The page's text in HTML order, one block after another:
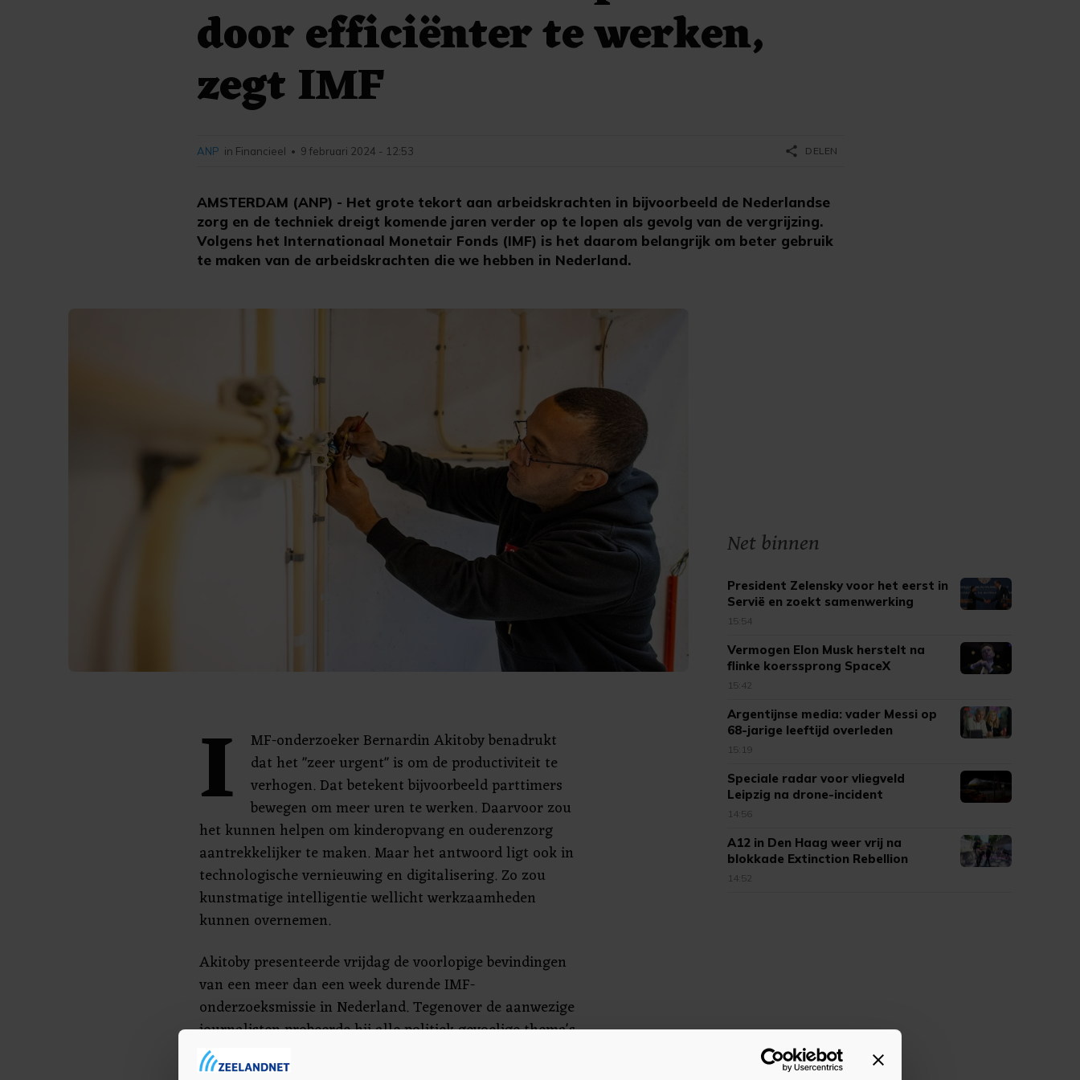
door efficiënter te werken,
zegt IMF
AMSTERDAM (ANP) - Het grote tekort aan arbeidskrachten in bijvoorbeeld de Nederlandse
zorg en de techniek dreigt komende jaren verder op te lopen als gevolg van de vergrijzing.
Volgens het Internationaal Monetair Fonds (IMF) is het daarom belangrijk om beter gebruik
te maken van de arbeidskrachten die we hebben in Nederland.
ANP in Financieel • 9 februari 2024 - 12:53 share DELEN
I
MF-onderzoeker Bernardin Akitoby benadrukt
dat het "zeer urgent" is om de productiviteit te
verhogen. Dat betekent bijvoorbeeld parttimers
bewegen om meer uren te werken. Daarvoor zou
het kunnen helpen om kinderopvang en ouderenzorg
aantrekkelijker te maken. Maar het antwoord ligt ook in
technologische vernieuwing en digitalisering. Zo zou
kunstmatige intelligentie wellicht werkzaamheden
kunnen overnemen.
Akitoby presenteerde vrijdag de voorlopige bevindingen
van een meer dan een week durende IMF-
onderzoeksmissie in Nederland. Tegenover de aanwezige
journalisten probeerde hij alle politiek gevoelige thema's,
waaronder ook de arbeidsmigratie, zoveel mogelijk uit de
Net binnen
President Zelensky voor het eerst in
Servië en zoekt samenwerking
15:54
Vermogen Elon Musk herstelt na
flinke koerssprong SpaceX
15:42
Argentijnse media: vader Messi op
68-jarige leeftijd overleden
15:19
Speciale radar voor vliegveld
Leipzig na drone-incident
14:56
A12 in Den Haag weer vrij na
blokkade Extinction Rebellion
14:52